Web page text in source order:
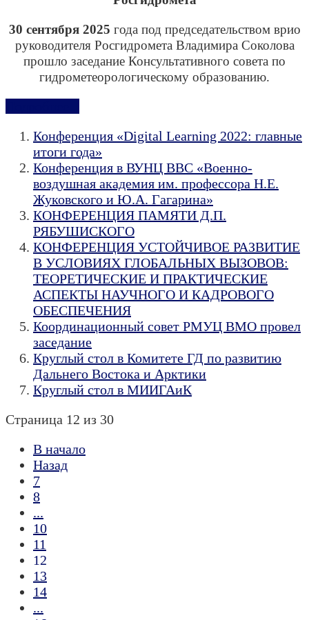
30 сентября 2025 года под председательством врио
руководителя Росгидромета Владимира Соколова
прошло заседание Консультативного совета по
гидрометеорологическому образованию.
Конференция «Digital Learning 2022: главные
итоги года»
Конференция в ВУНЦ ВВС «Военно-
воздушная академия им. профессора Н.Е.
Жуковского и Ю.А. Гагарина»
КОНФЕРЕНЦИЯ ПАМЯТИ Д.П.
РЯБУШИСКОГО
КОНФЕРЕНЦИЯ УСТОЙЧИВОЕ РАЗВИТИЕ
В УСЛОВИЯХ ГЛОБАЛЬНЫХ ВЫЗОВОВ:
ТЕОРЕТИЧЕСКИЕ И ПРАКТИЧЕСКИЕ
АСПЕКТЫ НАУЧНОГО И КАДРОВОГО
ОБЕСПЕЧЕНИЯ
Координационный совет РМУЦ ВМО провел
заседание
Круглый стол в Комитете ГД по развитию
Дальнего Востока и Арктики
Круглый стол в МИИГАиК
Страница 12 из 30
В начало
Назад
7
8
...
10
11
12
13
14
...